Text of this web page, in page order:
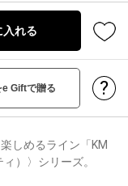
入れる
e Giftで贈る ?
しめるライン「KM
）〉シリーズ。